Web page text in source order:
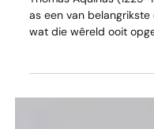
stiller!
Thomas Aquinas (1225-
wat die wêreld ooit